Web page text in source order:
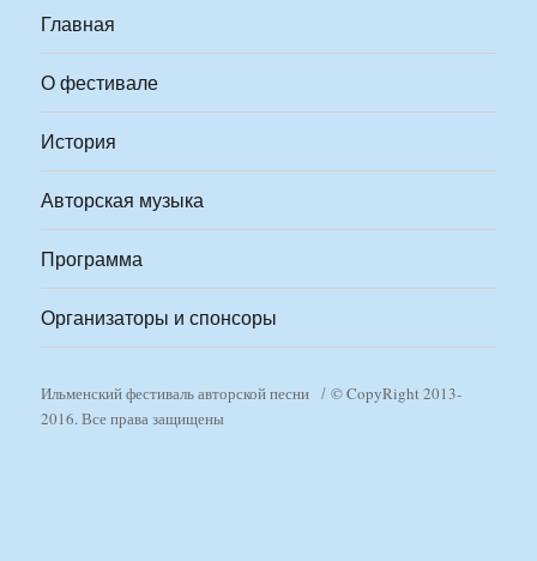
Главная
О фестивале
История
Авторская музыка
Программа
Организаторы и спонсоры
Ильменский фестиваль авторской песни
© CopyRight 2013-
2016. Все права защищены